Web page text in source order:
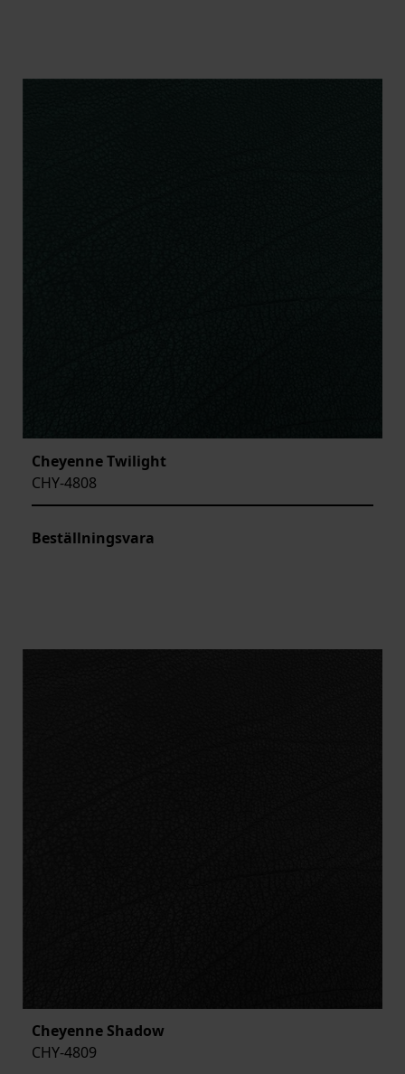
Cheyenne Twilight
CHY-4808
Beställningsvara
Cheyenne Shadow
CHY-4809